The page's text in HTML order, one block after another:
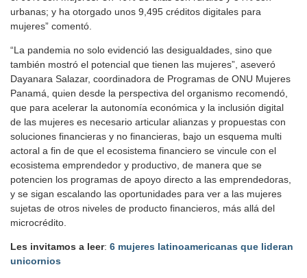
urbanas; y ha otorgado unos 9,495 créditos digitales para
mujeres” comentó.
“La pandemia no solo evidenció las desigualdades, sino que
también mostró el potencial que tienen las mujeres”, aseveró
Dayanara Salazar, coordinadora de Programas de ONU Mujeres
Panamá, quien desde la perspectiva del organismo recomendó,
que para acelerar la autonomía económica y la inclusión digital
de las mujeres es necesario articular alianzas y propuestas con
soluciones financieras y no financieras, bajo un esquema multi
actoral a fin de que el ecosistema financiero se vincule con el
ecosistema emprendedor y productivo, de manera que se
potencien los programas de apoyo directo a las emprendedoras,
y se sigan escalando las oportunidades para ver a las mujeres
sujetas de otros niveles de producto financieros, más allá del
microcrédito.
Les invitamos a leer: 6 mujeres latinoamericanas que lideran
unicornios